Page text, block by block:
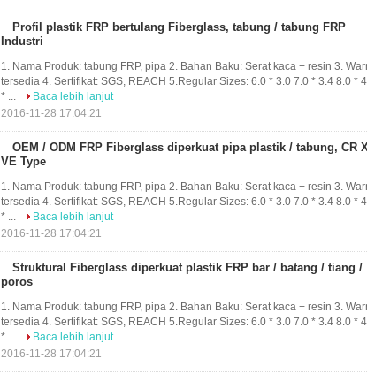
Profil plastik FRP bertulang Fiberglass, tabung / tabung FRP
Industri
1. Nama Produk: tabung FRP, pipa 2. Bahan Baku: Serat kaca + resin 3.
tersedia 4. Sertifikat: SGS, REACH 5.Regular Sizes: 6.0 * 3.0 7.0 * 3.4 8.0 *
* ...
Baca lebih lanjut
2016-11-28 17:04:21
OEM / ODM FRP Fiberglass diperkuat pipa plastik / tabung, CR
VE Type
1. Nama Produk: tabung FRP, pipa 2. Bahan Baku: Serat kaca + resin 3.
tersedia 4. Sertifikat: SGS, REACH 5.Regular Sizes: 6.0 * 3.0 7.0 * 3.4 8.0 *
* ...
Baca lebih lanjut
2016-11-28 17:04:21
Struktural Fiberglass diperkuat plastik FRP bar / batang / tiang /
poros
1. Nama Produk: tabung FRP, pipa 2. Bahan Baku: Serat kaca + resin 3.
tersedia 4. Sertifikat: SGS, REACH 5.Regular Sizes: 6.0 * 3.0 7.0 * 3.4 8.0 *
* ...
Baca lebih lanjut
2016-11-28 17:04:21